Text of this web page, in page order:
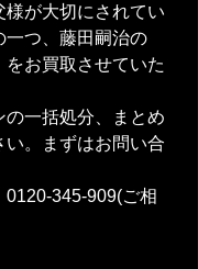
様が大切にされてい
一つ、藤田嗣治の
をお買取させていた
一括処分、まとめ
い。まずはお問い合
345-909(ご相